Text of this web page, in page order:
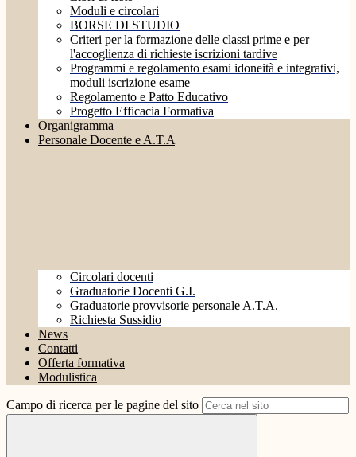
Moduli e circolari
BORSE DI STUDIO
Criteri per la formazione delle classi prime e per
l'accoglienza di richieste iscrizioni tardive
Programmi e regolamento esami idoneità e integrativi,
moduli iscrizione esame
Regolamento e Patto Educativo
Progetto Efficacia Formativa
Organigramma
Personale Docente e A.T.A
Circolari docenti
Graduatorie Docenti G.I.
Graduatorie provvisorie personale A.T.A.
Richiesta Sussidio
News
Contatti
Offerta formativa
Modulistica
Campo di ricerca per le pagine del sito